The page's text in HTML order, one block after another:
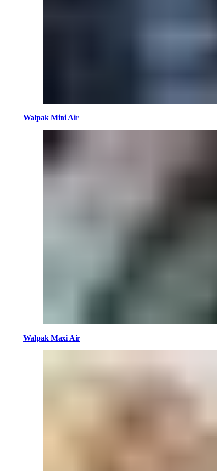
Walpak Mini Air
Walpak Maxi Air